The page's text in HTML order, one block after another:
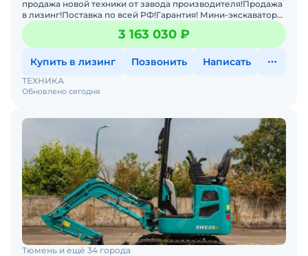
продажа новой техники от завода производителя!Продажа
в лизинг!Поставка по всей РФ!Гарантия! Мини-экскаватор
Sunward SWE60F с резиновыми гусеницами предназнач
3 163 030 ₽
Купить в лизинг Позвонить Написать
Обновлено сегодня
ТЕХНИКА
Тюмень и ещё 34 города